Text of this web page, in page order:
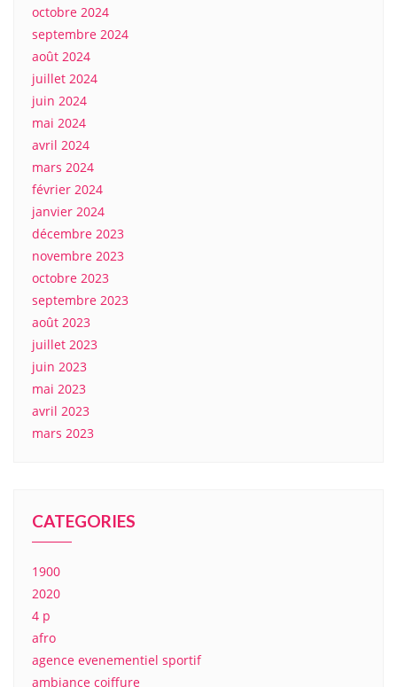
octobre 2024
septembre 2024
août 2024
juillet 2024
juin 2024
mai 2024
avril 2024
mars 2024
février 2024
janvier 2024
décembre 2023
novembre 2023
octobre 2023
septembre 2023
août 2023
juillet 2023
juin 2023
mai 2023
avril 2023
mars 2023
CATEGORIES
1900
2020
4 p
afro
agence evenementiel sportif
ambiance coiffure